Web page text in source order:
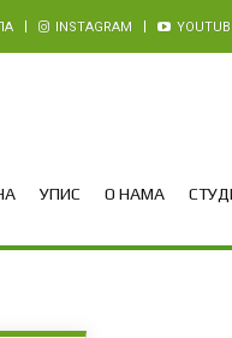
INSTAGRAM
УПИС О НАМА